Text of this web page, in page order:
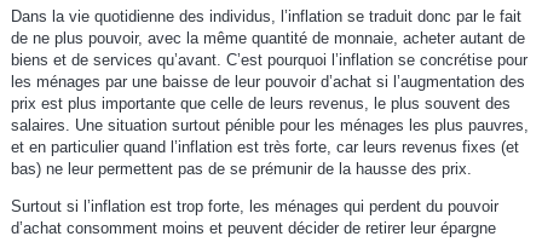
Dans la vie quotidienne des individus, l’inflation se traduit donc par le fait
de ne plus pouvoir, avec la même quantité de monnaie, acheter autant de
biens et de services qu’avant. C’est pourquoi l’inflation se concrétise pour
les ménages par une baisse de leur pouvoir d’achat si l’augmentation des
prix est plus importante que celle de leurs revenus, le plus souvent des
salaires. Une situation surtout pénible pour les ménages les plus pauvres,
et en particulier quand l’inflation est très forte, car leurs revenus fixes (et
bas) ne leur permettent pas de se prémunir de la hausse des prix.
Surtout si l’inflation est trop forte, les ménages qui perdent du pouvoir
d’achat consomment moins et peuvent décider de retirer leur épargne